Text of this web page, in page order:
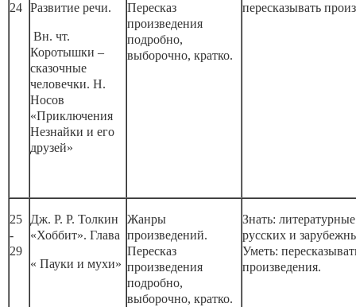
24 Развитие речи.
Вн. чт.
Коротышки –
сказочные
человечки. Н.
Носов
«Приключения
Незнайки и его
друзей»
Пересказ
произведения
подробно,
выборочно, кратко.
пересказывать
25
-
29
Дж. Р. Р. Толкин
«Хоббит». Глава
« Пауки и мухи»
Жанры
произведений.
Пересказ
произведения
подробно,
выборочно, кратко.
Знать:
русских и
Уметь:
произведения.